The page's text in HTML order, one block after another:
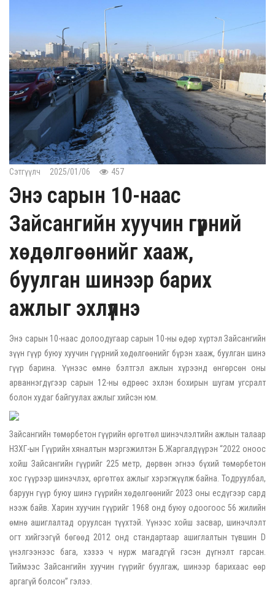
Сэтгүүлч 2025/01/06 457
Энэ сарын 10-наас
Зайсангийн хуучин гүүрний
хөдөлгөөнийг хааж,
буулган шинээр барих
ажлыг эхлүүлнэ
Энэ сарын 10-наас долоодугаар сарын 10-ны өдөр хүртэл Зайсангийн
зүүн гүүр буюу хуучин гүүрний хөдөлгөөнийг бүрэн хааж, буулган шинэ
гүүр барина. Үүнээс өмнө бэлтгэл ажлын хүрээнд өнгөрсөн оны
арваннэгдүгээр сарын 12-ны өдрөөс эхлэн бохирын шугам угсралт
болон худаг байгуулах ажлыг хийсэн юм.
Зайсангийн төмөрбетон гүүрийн өргөтгөл шинэчлэлтийн ажлын талаар
НЗХГ-ын Гүүрийн хяналтын мэргэжилтэн Б.Жаргалдүүрэн “2022 оноос
хойш Зайсангийн гүүрийг 225 метр, дөрвөн эгнээ бүхий төмөрбетон
хос гүүрээр шинэчлэх, өргөтгөх ажлыг хэрэгжүүлж байна. Тодруулбал,
баруун гүүр буюу шинэ гүүрийн хөдөлгөөнийг 2023 оны есдүгээр сард
нээж байв. Харин хуучин гүүрийг 1968 онд буюу одоогоос 56 жилийн
өмнө ашиглалтад оруулсан түүхтэй. Үүнээс хойш засвар, шинэчлэлт
огт хийгээгүй бөгөөд 2012 онд стандартаар ашиглалтын түвшин D
үнэлгээнээс бага, хэзээ ч нурж магадгүй гэсэн дүгнэлт гарсан.
Тиймээс Зайсангийн хуучин гүүрийг буулгаж, шинээр барихаас өөр
аргагүй болсон” гэлээ.